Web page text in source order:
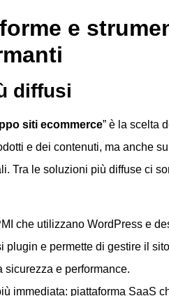
e
diffusi
siti ecommerce” è la scelta
e dei contenuti, ma anche
Tra le soluzioni più diffuse ci
che utilizzano WordPress e
plugin e permette di gestire il
sicurezza e performance.
immediata: piattaforma SaaS